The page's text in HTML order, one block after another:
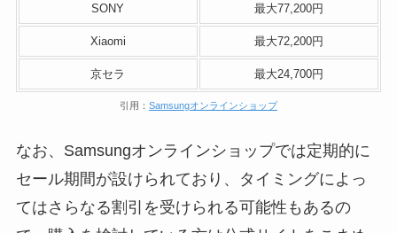
SONY 最大77,200円
Xiaomi 最大72,200円
京セラ 最大24,700円
引用： Samsungオンラインショップ
なお、Samsungオンラインショップでは定期的に
セール期間が設けられており、タイミングによっ
てはさらなる割引を受けられる可能性もあるの